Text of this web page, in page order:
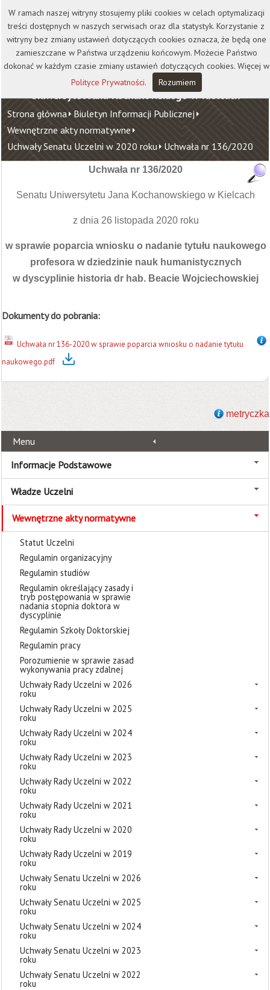
Kontakt Biblioteka
Wydawnictwo
Wirtualna Uczelnia
Uniwersytet Jana Kochanowskiego w Kielcach
Strona główna Biuletyn Informacji Publicznej
Wewnętrzne akty normatywne
Uchwały Senatu Uczelni w 2020 roku Uchwała nr 136/2020
Uchwała nr 136/2020
Senatu Uniwersytetu Jana Kochanowskiego w Kielcach
z dnia 26 listopada 2020 roku
w sprawie poparcia wniosku o nadanie tytułu naukowego
profesora w dziedzinie nauk humanistycznych
w dyscyplinie historia dr hab. Beacie Wojciechowskiej
Dokumenty do pobrania:
Uchwała nr 136-2020 w sprawie poparcia wniosku o nadanie tytułu
naukowego.pdf
metryczka
Menu
Informacje Podstawowe
Władze Uczelni
Wewnętrzne akty normatywne
Statut Uczelni
Regulamin organizacyjny
Regulamin studiów
Regulamin określający zasady i
tryb postępowania w sprawie
nadania stopnia doktora w
dyscyplinie
Regulamin Szkoły Doktorskiej
Regulamin pracy
Porozumienie w sprawie zasad
wykonywania pracy zdalnej
Uchwały Rady Uczelni w 2026
roku
Uchwały Rady Uczelni w 2025
roku
Uchwały Rady Uczelni w 2024
roku
Uchwały Rady Uczelni w 2023
roku
Uchwały Rady Uczelni w 2022
roku
Uchwały Rady Uczelni w 2021
roku
Uchwały Rady Uczelni w 2020
roku
Uchwały Rady Uczelni w 2019
roku
Uchwały Senatu Uczelni w 2026
roku
Uchwały Senatu Uczelni w 2025
roku
Uchwały Senatu Uczelni w 2024
roku
Uchwały Senatu Uczelni w 2023
roku
Uchwały Senatu Uczelni w 2022
roku
W ramach naszej witryny stosujemy pliki cookies w celach optymalizacji
treści dostępnych w naszych serwisach oraz dla statystyk. Korzystanie z
witryny bez zmiany ustawień dotyczących cookies oznacza, że będą one
zamieszczane w Państwa urządzeniu końcowym. Możecie Państwo
dokonać w każdym czasie zmiany ustawień dotyczących cookies. Więcej w
Polityce Prywatności. Rozumiem